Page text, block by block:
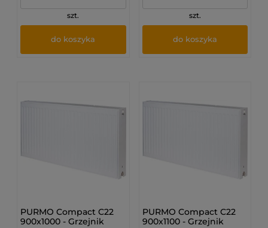
szt.
do koszyka
szt.
do koszyka
PURMO Compact C22
900x1000 - Grzejnik
PURMO Compact C22
900x1100 - Grzejnik